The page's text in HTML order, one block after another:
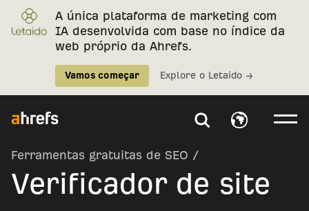
A única plataforma de marketing com
IA desenvolvida com base no índice da
web próprio da Ahrefs.
Vamos começar Explore o Letaido →
Ferramentas gratuitas de SEO /
Verificador de site